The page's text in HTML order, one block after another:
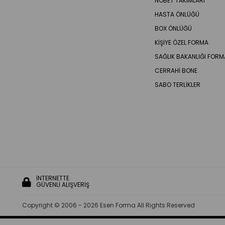
HASTA ÖNLÜĞÜ
BOX ÖNLÜĞÜ
KİŞİYE ÖZEL FORMA
SAĞLIK BAKANLIĞI
CERRAHİ BONE
SABO TERLİKLER
İNTERNETTE
GÜVENLİ ALIŞVERİŞ
Copyright © 2006 - 2026 Esen Forma All Rights Reserved